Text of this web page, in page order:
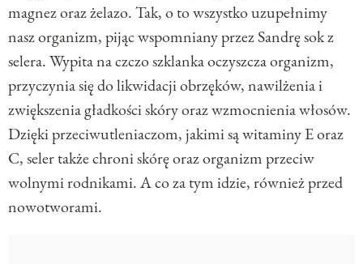
magnez oraz żelazo. Tak, o to wszystko uzupełnimy
nasz organizm, pijąc wspomniany przez Sandrę sok z
selera. Wypita na czczo szklanka oczyszcza organizm,
przyczynia się do likwidacji obrzęków, nawilżenia i
zwiększenia gładkości skóry oraz wzmocnienia włosów.
Dzięki przeciwutleniaczom, jakimi są witaminy E oraz
C, seler także chroni skórę oraz organizm przeciw
wolnymi rodnikami. A co za tym idzie, również przed
nowotworami.